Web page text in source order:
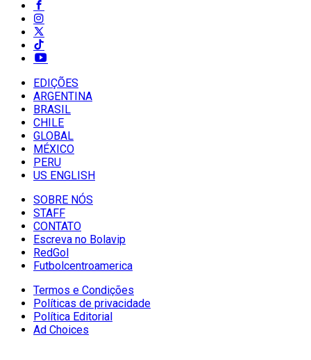
EDIÇÕES
ARGENTINA
BRASIL
CHILE
GLOBAL
MÉXICO
PERU
US ENGLISH
SOBRE NÓS
STAFF
CONTATO
Escreva no Bolavip
RedGol
Futbolcentroamerica
Termos e Condições
Políticas de privacidade
Política Editorial
Ad Choices